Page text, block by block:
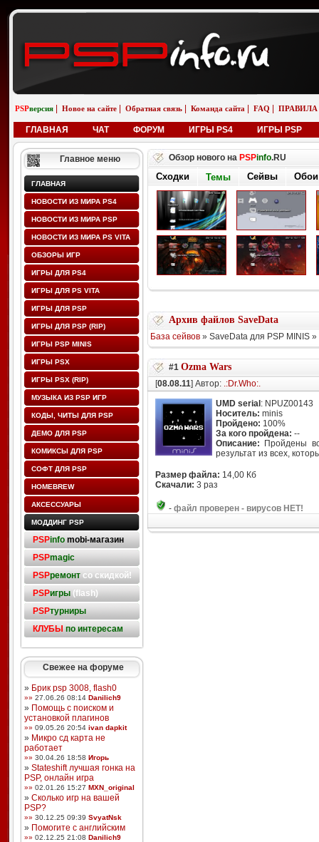
PSPверсия Новое на сайте Обратная связь Команда сайта FAQ ПРАВИЛА
ГЛАВНАЯ ЧАТ ФОРУМ ИГРЫ PS4 ИГРЫ PSP
Главное меню
ГЛАВНАЯ
НОВОСТИ ИЗ МИРА PS4
НОВОСТИ ИЗ МИРА PSP
НОВОСТИ ИЗ МИРА PS VITA
ОБЗОРЫ ИГР
ИГРЫ ДЛЯ PS4
ИГРЫ ДЛЯ PS VITA
ИГРЫ ДЛЯ PSP
ИГРЫ ДЛЯ PSP (RIP)
ИГРЫ PSP MINIS
ИГРЫ PSX
ИГРЫ PSX (RIP)
МУЗЫКА ИЗ PSP ИГР
КОДЫ, ЧИТЫ ДЛЯ PSP
ДЕМО ДЛЯ PSP
КОМИКСЫ ДЛЯ PSP
СОФТ ДЛЯ PSP
HOMEBREW
АКСЕССУАРЫ
МОДДИНГ PSP
PSPinfo mobi-магазин
PSPmagic
PSPремонтсо скидкой!
PSPигры(flash)
PSPтурниры
КЛУБЫ по интересам
Свежее на форуме
» Брик psp 3008, flash0
»» 27.06.26 08:14 Danilich9
» Помощь с поиском и
установкой плагинов
»» 09.05.26 20:54 ivan dapkit
» Микро сд карта не
работает
»» 30.04.26 18:58 Игорь
» Stateshift лучшая гонка на
PSP, онлайн игра
»» 02.01.26 15:27 MXN_original
» Сколько игр на вашей
PSP?
»» 30.12.25 09:39 SvyatNsk
» Помогите с английским
»» 02.12.25 21:08 Danilich9
Обзор нового на PSPinfo.RU
Сходки Темы Сейвы Обои
Архив файлов SaveData
База сейвов» SaveData для PSP MINIS »
#1 Ozma Wars
[08.08.11] Автор: .:Dr.Who:.
UMD serial : NPUZ00143
Носитель: minis
Пройдено: 100%
За кого пройдена: --
Описание: Пройдены
результат из всех,
Размер файла: 14,00 Кб
Скачали: 3 раз
- файл проверен - вирусов НЕТ!